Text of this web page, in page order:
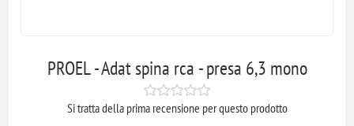
PROEL - Adat spina rca - presa 6,3 mono
Si tratta della prima recensione per questo prodotto